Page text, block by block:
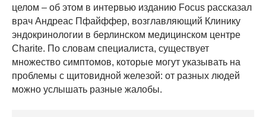
целом – об этом в интервью изданию Focus рассказал
врач Андреас Пфайффер, возглавляющий Клинику
эндокринологии в берлинском медицинском центре
Charite. По словам специалиста, существует
множество симптомов, которые могут указывать на
проблемы с щитовидной железой: от разных людей
можно услышать разные жалобы.